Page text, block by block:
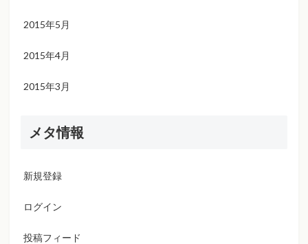
2015年5月
2015年4月
2015年3月
メタ情報
新規登録
ログイン
投稿フィード